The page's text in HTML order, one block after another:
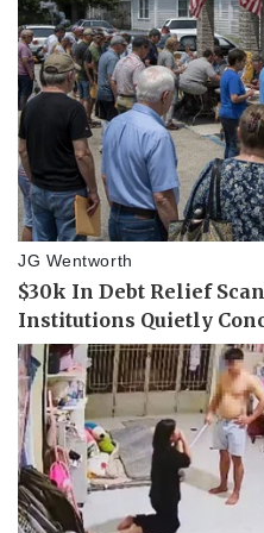
Doanh nghiệp
Thông tin doanh nghiệp
Doanh nghiệp 24h
Doanh nhân
Vì cộng đồng